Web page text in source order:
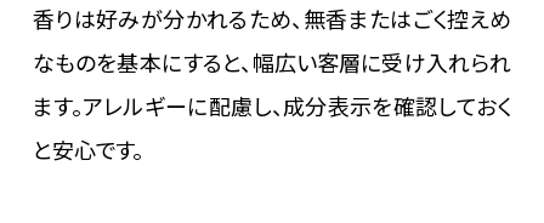
香りは好みが分かれるため、無香またはごく控えめ
なものを基本にすると、幅広い客層に受け入れられ
ます。アレルギーに配慮し、成分表示を確認しておく
と安心です。